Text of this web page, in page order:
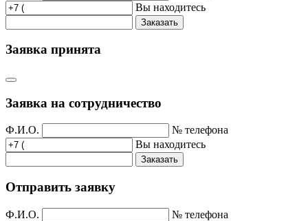
Вы находитесь
Заказать
Заявка принята
Заявка на сотрудничество
Ф.И.О.
№ телефона
Вы находитесь
Заказать
Отправить заявку
Ф.И.О.
№ телефона